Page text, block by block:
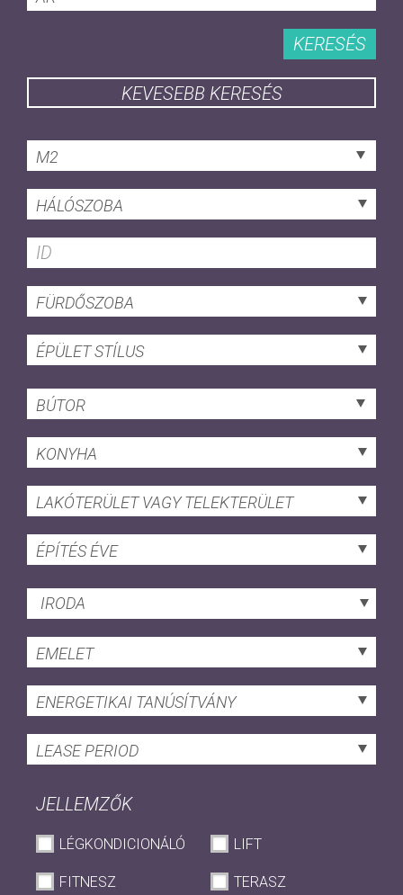
KERESÉS
KEVESEBB KERESÉS
M2
HÁLÓSZOBA
FÜRDŐSZOBA
ÉPÜLET STÍLUS
BÚTOR
KONYHA
LAKÓTERÜLET VAGY TELEKTERÜLET
ÉPÍTÉS ÉVE
IRODA
EMELET
ENERGETIKAI TANÚSÍTVÁNY
LEASE PERIOD
JELLEMZŐK
LÉGKONDICIONÁLÓ LIFT
FITNESZ TERASZ